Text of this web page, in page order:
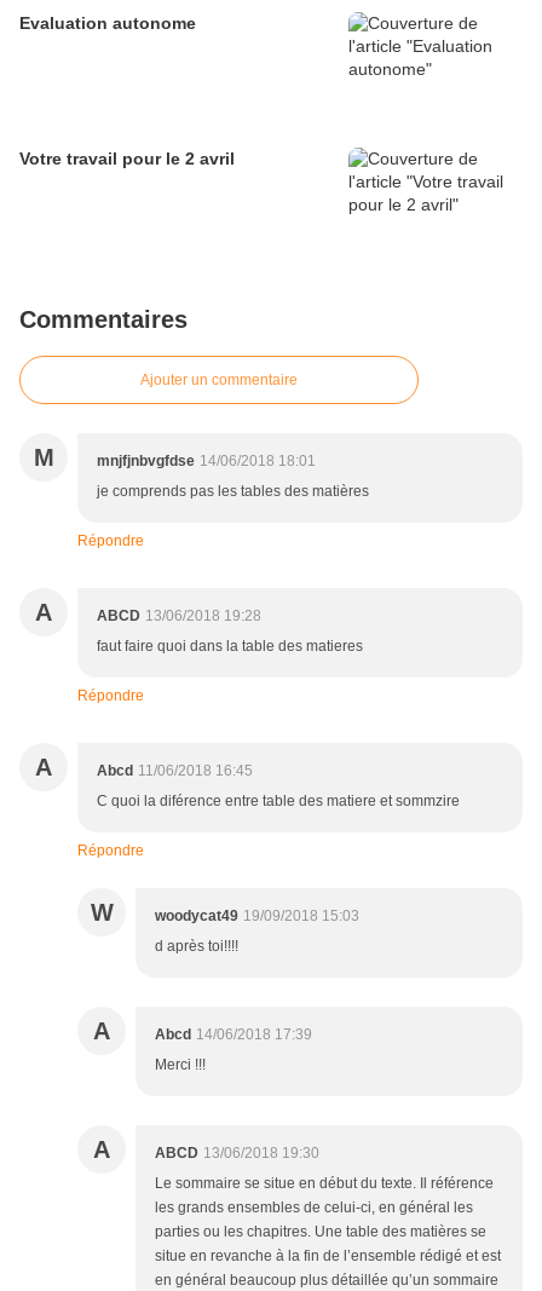
Evaluation autonome
Votre travail pour le 2 avril
Commentaires
Ajouter un commentaire
M mnjfjnbvgfdse 14/06/2018 18:01
je comprends pas les tables des matières
Répondre
A ABCD 13/06/2018 19:28
faut faire quoi dans la table des matieres
Répondre
A Abcd 11/06/2018 16:45
C quoi la diférence entre table des matiere et sommzire
Répondre
W woodycat49 19/09/2018 15:03
d après toi!!!!
A Abcd 14/06/2018 17:39
Merci !!!
A ABCD 13/06/2018 19:30
Le sommaire se situe en début du texte. Il référence
les grands ensembles de celui-ci, en général les
parties ou les chapitres. Une table des matières se
situe en revanche à la fin de l’ensemble rédigé et est
en général beaucoup plus détaillée qu’un sommaire